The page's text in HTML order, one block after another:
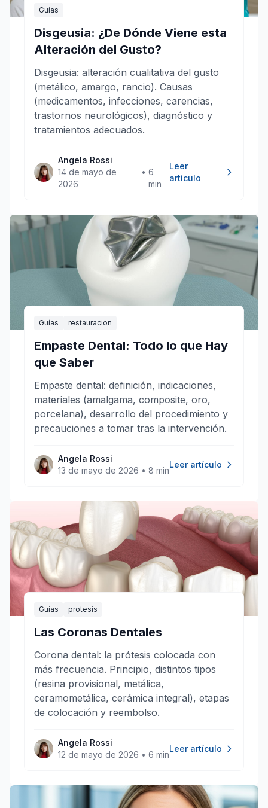
Guías
Disgeusia: ¿De Dónde Viene esta
Alteración del Gusto?
Disgeusia: alteración cualitativa del gusto
(metálico, amargo, rancio). Causas
(medicamentos, infecciones, carencias,
trastornos neurológicos), diagnóstico y
tratamientos adecuados.
Angela Rossi
14 de mayo de
2026
• 6
min
Leer
artículo
Guías restauracion
Empaste Dental: Todo lo que Hay
que Saber
Empaste dental: definición, indicaciones,
materiales (amalgama, composite, oro,
porcelana), desarrollo del procedimiento y
precauciones a tomar tras la intervención.
Angela Rossi
13 de mayo de 2026 • 8 min
Leer artículo
Guías protesis
Las Coronas Dentales
Corona dental: la prótesis colocada con
más frecuencia. Principio, distintos tipos
(resina provisional, metálica,
ceramometálica, cerámica integral), etapas
de colocación y reembolso.
Angela Rossi
12 de mayo de 2026 • 6 min
Leer artículo